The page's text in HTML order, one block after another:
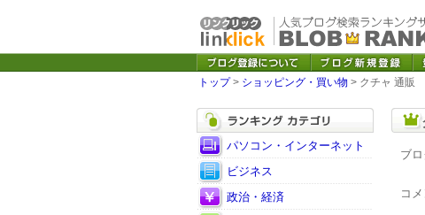
トップ> ショッピング・買い物 > クチャ 通販
パソコン・インターネット
ビジネス
政治・経済
ブロ
コ